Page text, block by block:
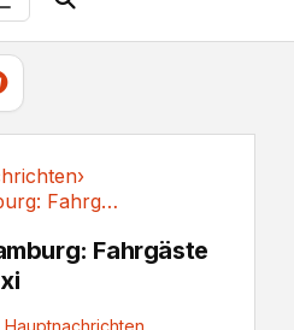
›
Nach Streit in Hamburg: Fahrgäste schießen auf Taxi
Fahrgäste
Hauptnachrichten